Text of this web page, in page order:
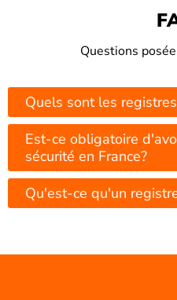
Questions
Quels sont les
Est-ce obligatoire
sécurité en France?
Qu'est-ce qu'un